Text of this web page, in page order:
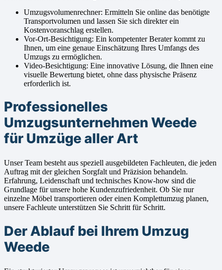
Umzugsvolumenrechner: Ermitteln Sie online das benötigte
Transportvolumen und lassen Sie sich direkter ein
Kostenvoranschlag erstellen.
Vor-Ort-Besichtigung: Ein kompetenter Berater kommt zu
Ihnen, um eine genaue Einschätzung Ihres Umfangs des
Umzugs zu ermöglichen.
Video-Besichtigung: Eine innovative Lösung, die Ihnen eine
visuelle Bewertung bietet, ohne dass physische Präsenz
erforderlich ist.
Professionelles
Umzugsunternehmen Weede
für Umzüge aller Art
Unser Team besteht aus speziell ausgebildeten Fachleuten, die jeden
Auftrag mit der gleichen Sorgfalt und Präzision behandeln.
Erfahrung, Leidenschaft und technisches Know-how sind die
Grundlage für unsere hohe Kundenzufriedenheit. Ob Sie nur
einzelne Möbel transportieren oder einen Komplettumzug planen,
unsere Fachleute unterstützen Sie Schritt für Schritt.
Der Ablauf bei Ihrem Umzug
Weede